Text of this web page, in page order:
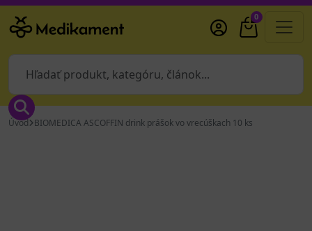
0
Úvod BIOMEDICA ASCOFFIN drink prášok vo vrecúškach 10 ks